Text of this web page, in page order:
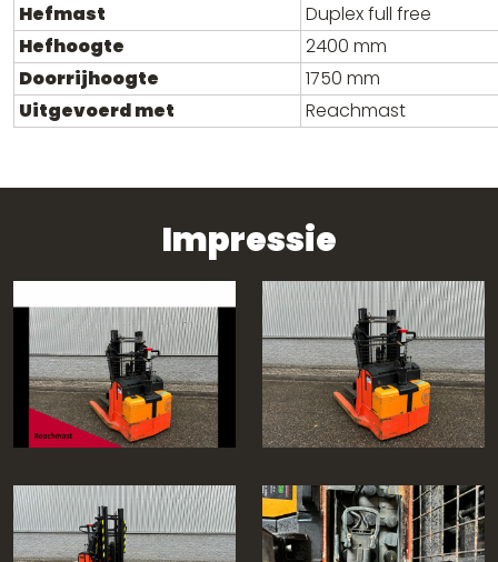
Hefmast
Duplex full free
Hefhoogte
2400 mm
Doorrijhoogte
1750 mm
Uitgevoerd met
Reachmast
Impressie